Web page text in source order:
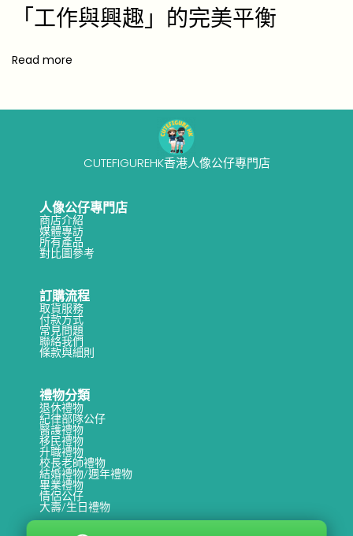
「工作與興趣」的完美平衡
Read more
CUTEFIGUREHK香港人像公仔專門店
人像公仔專門店
商店介紹
媒體專訪
所有產品
對比圖參考
訂購流程
取貨服務
付款方式
常見問題
聯絡我們
條款與細則
禮物分類
退休禮物
紀律部隊公仔
醫護禮物
移民禮物
升職禮物
校長老師禮物
結婚禮物/週年禮物
畢業禮物
情侶公仔
大壽/生日禮物